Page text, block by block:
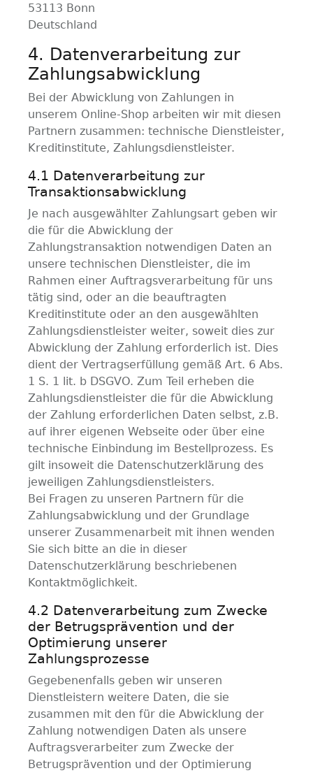
53113 Bonn
Deutschland
4. Datenverarbeitung zur
Zahlungsabwicklung
Bei der Abwicklung von Zahlungen in
unserem Online-Shop arbeiten wir mit diesen
Partnern zusammen: technische Dienstleister,
Kreditinstitute, Zahlungsdienstleister.
4.1 Datenverarbeitung zur
Transaktionsabwicklung
Je nach ausgewählter Zahlungsart geben wir
die für die Abwicklung der
Zahlungstransaktion notwendigen Daten an
unsere technischen Dienstleister, die im
Rahmen einer Auftragsverarbeitung für uns
tätig sind, oder an die beauftragten
Kreditinstitute oder an den ausgewählten
Zahlungsdienstleister weiter, soweit dies zur
Abwicklung der Zahlung erforderlich ist. Dies
dient der Vertragserfüllung gemäß Art. 6 Abs.
1 S. 1 lit. b DSGVO. Zum Teil erheben die
Zahlungsdienstleister die für die Abwicklung
der Zahlung erforderlichen Daten selbst, z.B.
auf ihrer eigenen Webseite oder über eine
technische Einbindung im Bestellprozess. Es
gilt insoweit die Datenschutzerklärung des
jeweiligen Zahlungsdienstleisters.
Bei Fragen zu unseren Partnern für die
Zahlungsabwicklung und der Grundlage
unserer Zusammenarbeit mit ihnen wenden
Sie sich bitte an die in dieser
Datenschutzerklärung beschriebenen
Kontaktmöglichkeit.
4.2 Datenverarbeitung zum Zwecke
der Betrugsprävention und der
Optimierung unserer
Zahlungsprozesse
Gegebenenfalls geben wir unseren
Dienstleistern weitere Daten, die sie
zusammen mit den für die Abwicklung der
Zahlung notwendigen Daten als unsere
Auftragsverarbeiter zum Zwecke der
Betrugsprävention und der Optimierung